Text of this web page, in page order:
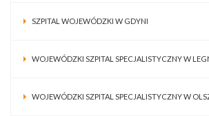
SZPITAL WOJEWÓDZKI W GDYNI
WOJEWÓDZKI SZPITAL SPECJALISTYCZNY W
WOJEWÓDZKI SZPITAL SPECJALISTYCZNY W